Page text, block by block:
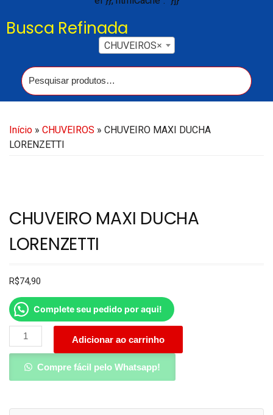
Busca Refinada
×
CHUVEIROS
Início » CHUVEIROS » CHUVEIRO MAXI DUCHA
LORENZETTI
CHUVEIRO MAXI DUCHA
LORENZETTI
R$74,90
Complete seu pedido por aqui!
Adicionar ao carrinho
Compre fácil pelo Whatsapp!